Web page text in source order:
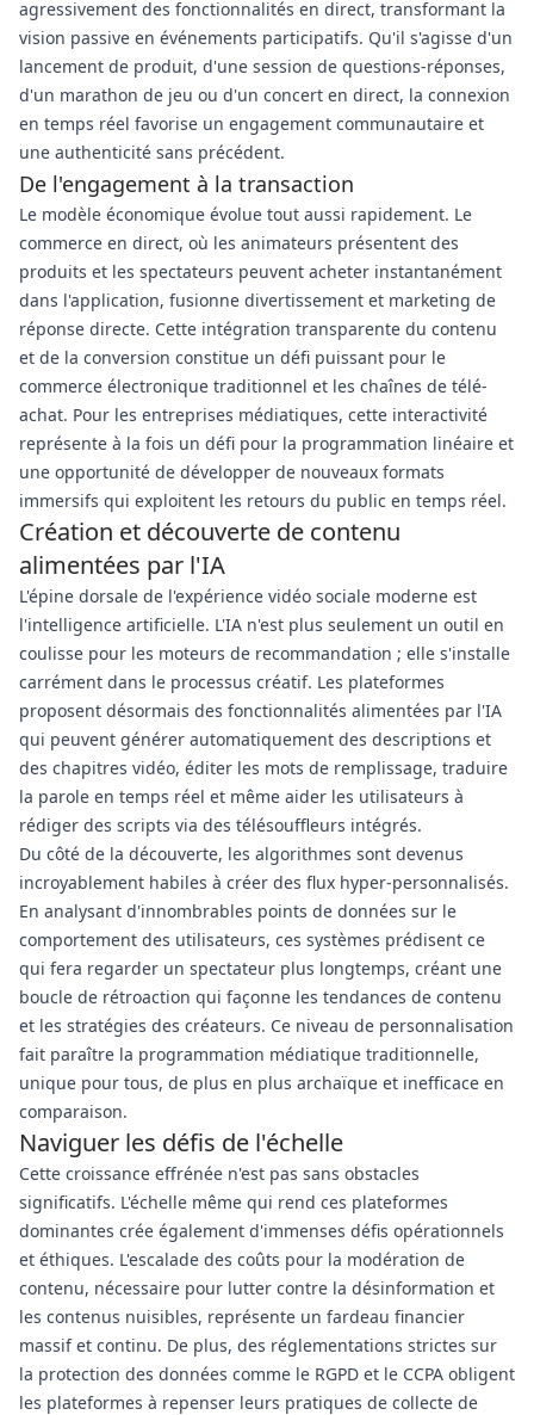
agressivement des fonctionnalités en direct, transformant la
vision passive en événements participatifs. Qu'il s'agisse d'un
lancement de produit, d'une session de questions-réponses,
d'un marathon de jeu ou d'un concert en direct, la connexion
en temps réel favorise un engagement communautaire et
une authenticité sans précédent.
De l'engagement à la transaction
Le modèle économique évolue tout aussi rapidement. Le
commerce en direct, où les animateurs présentent des
produits et les spectateurs peuvent acheter instantanément
dans l'application, fusionne divertissement et marketing de
réponse directe. Cette intégration transparente du contenu
et de la conversion constitue un défi puissant pour le
commerce électronique traditionnel et les chaînes de télé-
achat. Pour les entreprises médiatiques, cette interactivité
représente à la fois un défi pour la programmation linéaire et
une opportunité de développer de nouveaux formats
immersifs qui exploitent les retours du public en temps réel.
Création et découverte de contenu
alimentées par l'IA
L'épine dorsale de l'expérience vidéo sociale moderne est
l'intelligence artificielle. L'IA n'est plus seulement un outil en
coulisse pour les moteurs de recommandation ; elle s'installe
carrément dans le processus créatif. Les plateformes
proposent désormais des fonctionnalités alimentées par l'IA
qui peuvent générer automatiquement des descriptions et
des chapitres vidéo, éditer les mots de remplissage, traduire
la parole en temps réel et même aider les utilisateurs à
rédiger des scripts via des télésouffleurs intégrés.
Du côté de la découverte, les algorithmes sont devenus
incroyablement habiles à créer des flux hyper-personnalisés.
En analysant d'innombrables points de données sur le
comportement des utilisateurs, ces systèmes prédisent ce
qui fera regarder un spectateur plus longtemps, créant une
boucle de rétroaction qui façonne les tendances de contenu
et les stratégies des créateurs. Ce niveau de personnalisation
fait paraître la programmation médiatique traditionnelle,
unique pour tous, de plus en plus archaïque et inefficace en
comparaison.
Naviguer les défis de l'échelle
Cette croissance effrénée n'est pas sans obstacles
significatifs. L'échelle même qui rend ces plateformes
dominantes crée également d'immenses défis opérationnels
et éthiques. L'escalade des coûts pour la modération de
contenu, nécessaire pour lutter contre la désinformation et
les contenus nuisibles, représente un fardeau financier
massif et continu. De plus, des réglementations strictes sur
la protection des données comme le RGPD et le CCPA obligent
les plateformes à repenser leurs pratiques de collecte de